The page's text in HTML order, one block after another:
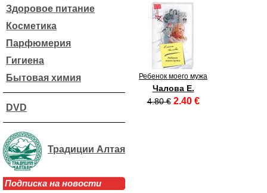
Здоровое питание
Косметика
Парфюмерия
Гигиена
Бытовая химия
DVD
Традиции Алтая
Подписка на новости
Ребенок моего мужа
Чалова Е.
4.80 € 2.40 €